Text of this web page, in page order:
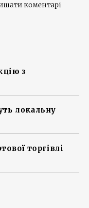
коментарі
з
локальну
торгівлі